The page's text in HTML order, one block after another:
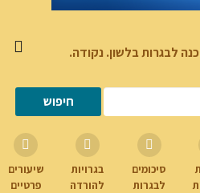
לבגרות בלשון. נקודה.
סיכומים
לבגרות
בגרויות
להורדה
שיעורים
פרטיים